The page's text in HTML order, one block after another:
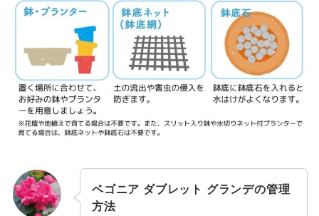
ベゴニア ダブレット グランデの管理
方法